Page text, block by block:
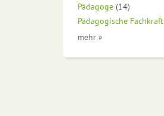
Pädagoge (14)
Pädagogische Fachkraft
mehr »